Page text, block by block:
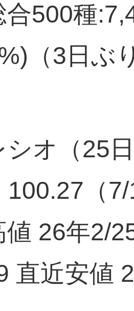
合500種
（3日ぶ
シオ（25
値 26年2/
直近安値